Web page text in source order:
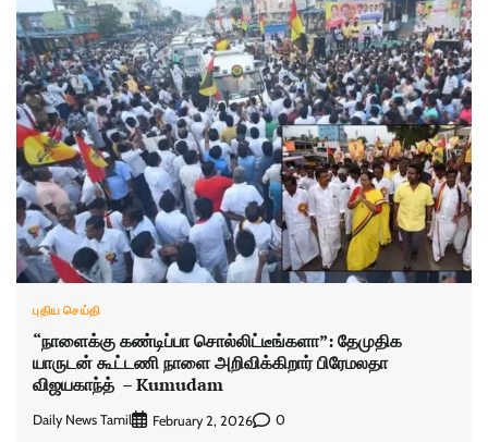
புதிய செய்தி
“நாளைக்கு கண்டிப்பா சொல்லிட்டீங்களா”: தேமுதிக
யாருடன் கூட்டணி நாளை அறிவிக்கிறார் பிரேமலதா
விஜயகாந்த் – Kumudam
Daily News Tamil February 2, 2026 0